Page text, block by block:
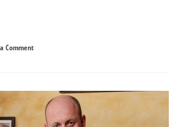
Commenton
Dodikova
posjeta
Crnoj